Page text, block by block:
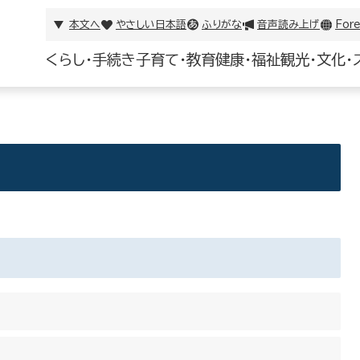
本文へ やさしい日本語 ふりがな 音声読み上げ
くらし・手続き子育て・教育健康・福祉観光・文化